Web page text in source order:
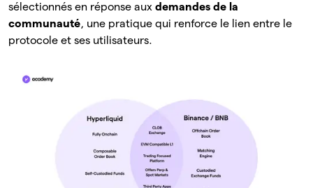
sélectionnés en réponse aux demandes de la
communauté, une pratique qui renforce le lien entre le
protocole et ses utilisateurs.